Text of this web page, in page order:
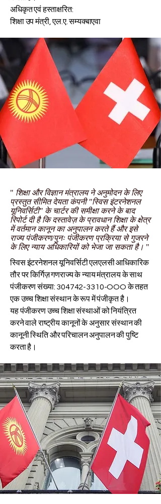
अधिकृत एवं हस्ताक्षरित:
शिक्षा उप मंत्री, एल.ए. सम्यक्बाएवा
" शिक्षा और विज्ञान मंत्रालय ने अनुमोदन के लिए
प्रस्तुत सीमित देयता कंपनी "स्विस इंटरनेशनल
यूनिवर्सिटी" के चार्टर की समीक्षा करने के बाद
रिपोर्ट दी है कि दस्तावेज़ के प्रावधान शिक्षा के क्षेत्र
में वर्तमान कानून का अनुपालन करते हैं और इसे
राज्य पंजीकरण/पुनः पंजीकरण प्रक्रिया से गुजरने
के लिए न्याय अधिकारियों को भेजा जा सकता है। "
स्विस इंटरनेशनल यूनिवर्सिटी एलएलसी आधिकारिक
तौर पर किर्गिज़ गणराज्य के न्याय मंत्रालय के साथ
पंजीकरण संख्या: 304742-3310-OOO के तहत
एक उच्च शिक्षा संस्थान के रूप में पंजीकृत है।
यह पंजीकरण उच्च शिक्षा संस्थाओं को नियंत्रित
करने वाले राष्ट्रीय कानूनों के अनुसार संस्थान की
कानूनी स्थिति और परिचालन अनुपालन की पुष्टि
करता है।